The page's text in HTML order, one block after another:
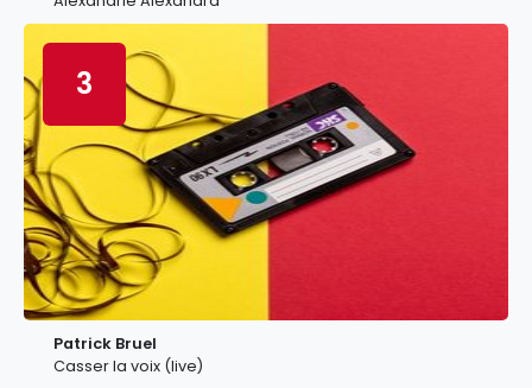
3
Patrick Bruel
Casser la voix (live)